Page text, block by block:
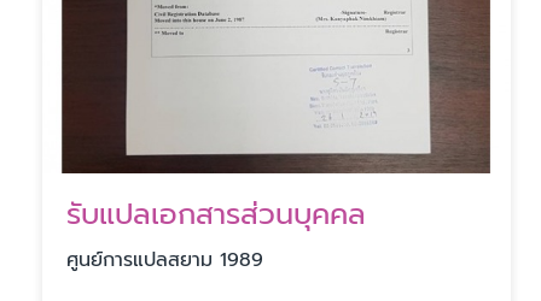
รับแปลเอกสารส่วนบุคคล
ศูนย์การแปลสยาม 1989